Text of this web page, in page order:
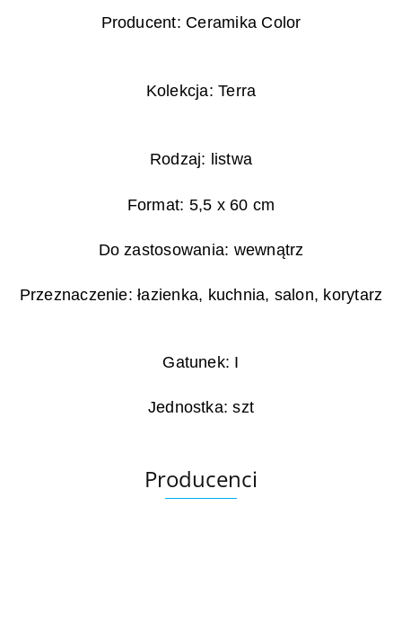
Producent: Ceramika Color
Kolekcja: Terra
Rodzaj: listwa
Format: 5,5 x 60 cm
Do zastosowania: wewnątrz
Przeznaczenie: łazienka, kuchnia, salon, korytarz
Gatunek: I
Jednostka: szt
Producenci